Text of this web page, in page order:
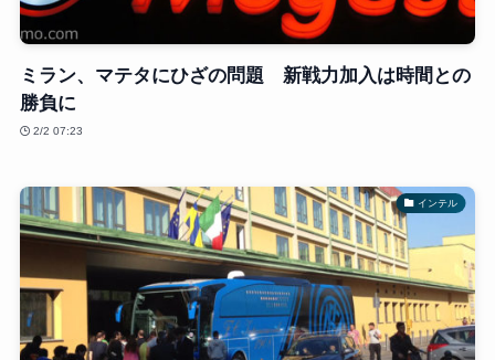
ミラン、マテタにひざの問題 新戦力加入は時間との
勝負に
2/2 07:23
インテル